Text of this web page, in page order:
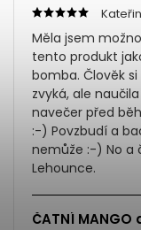
Měla jsem
tento produkt
bomba. Člověk
zvyká, ale
navečer před
:-) Povzbudí a
nemůže :-) No a
Lehounce.